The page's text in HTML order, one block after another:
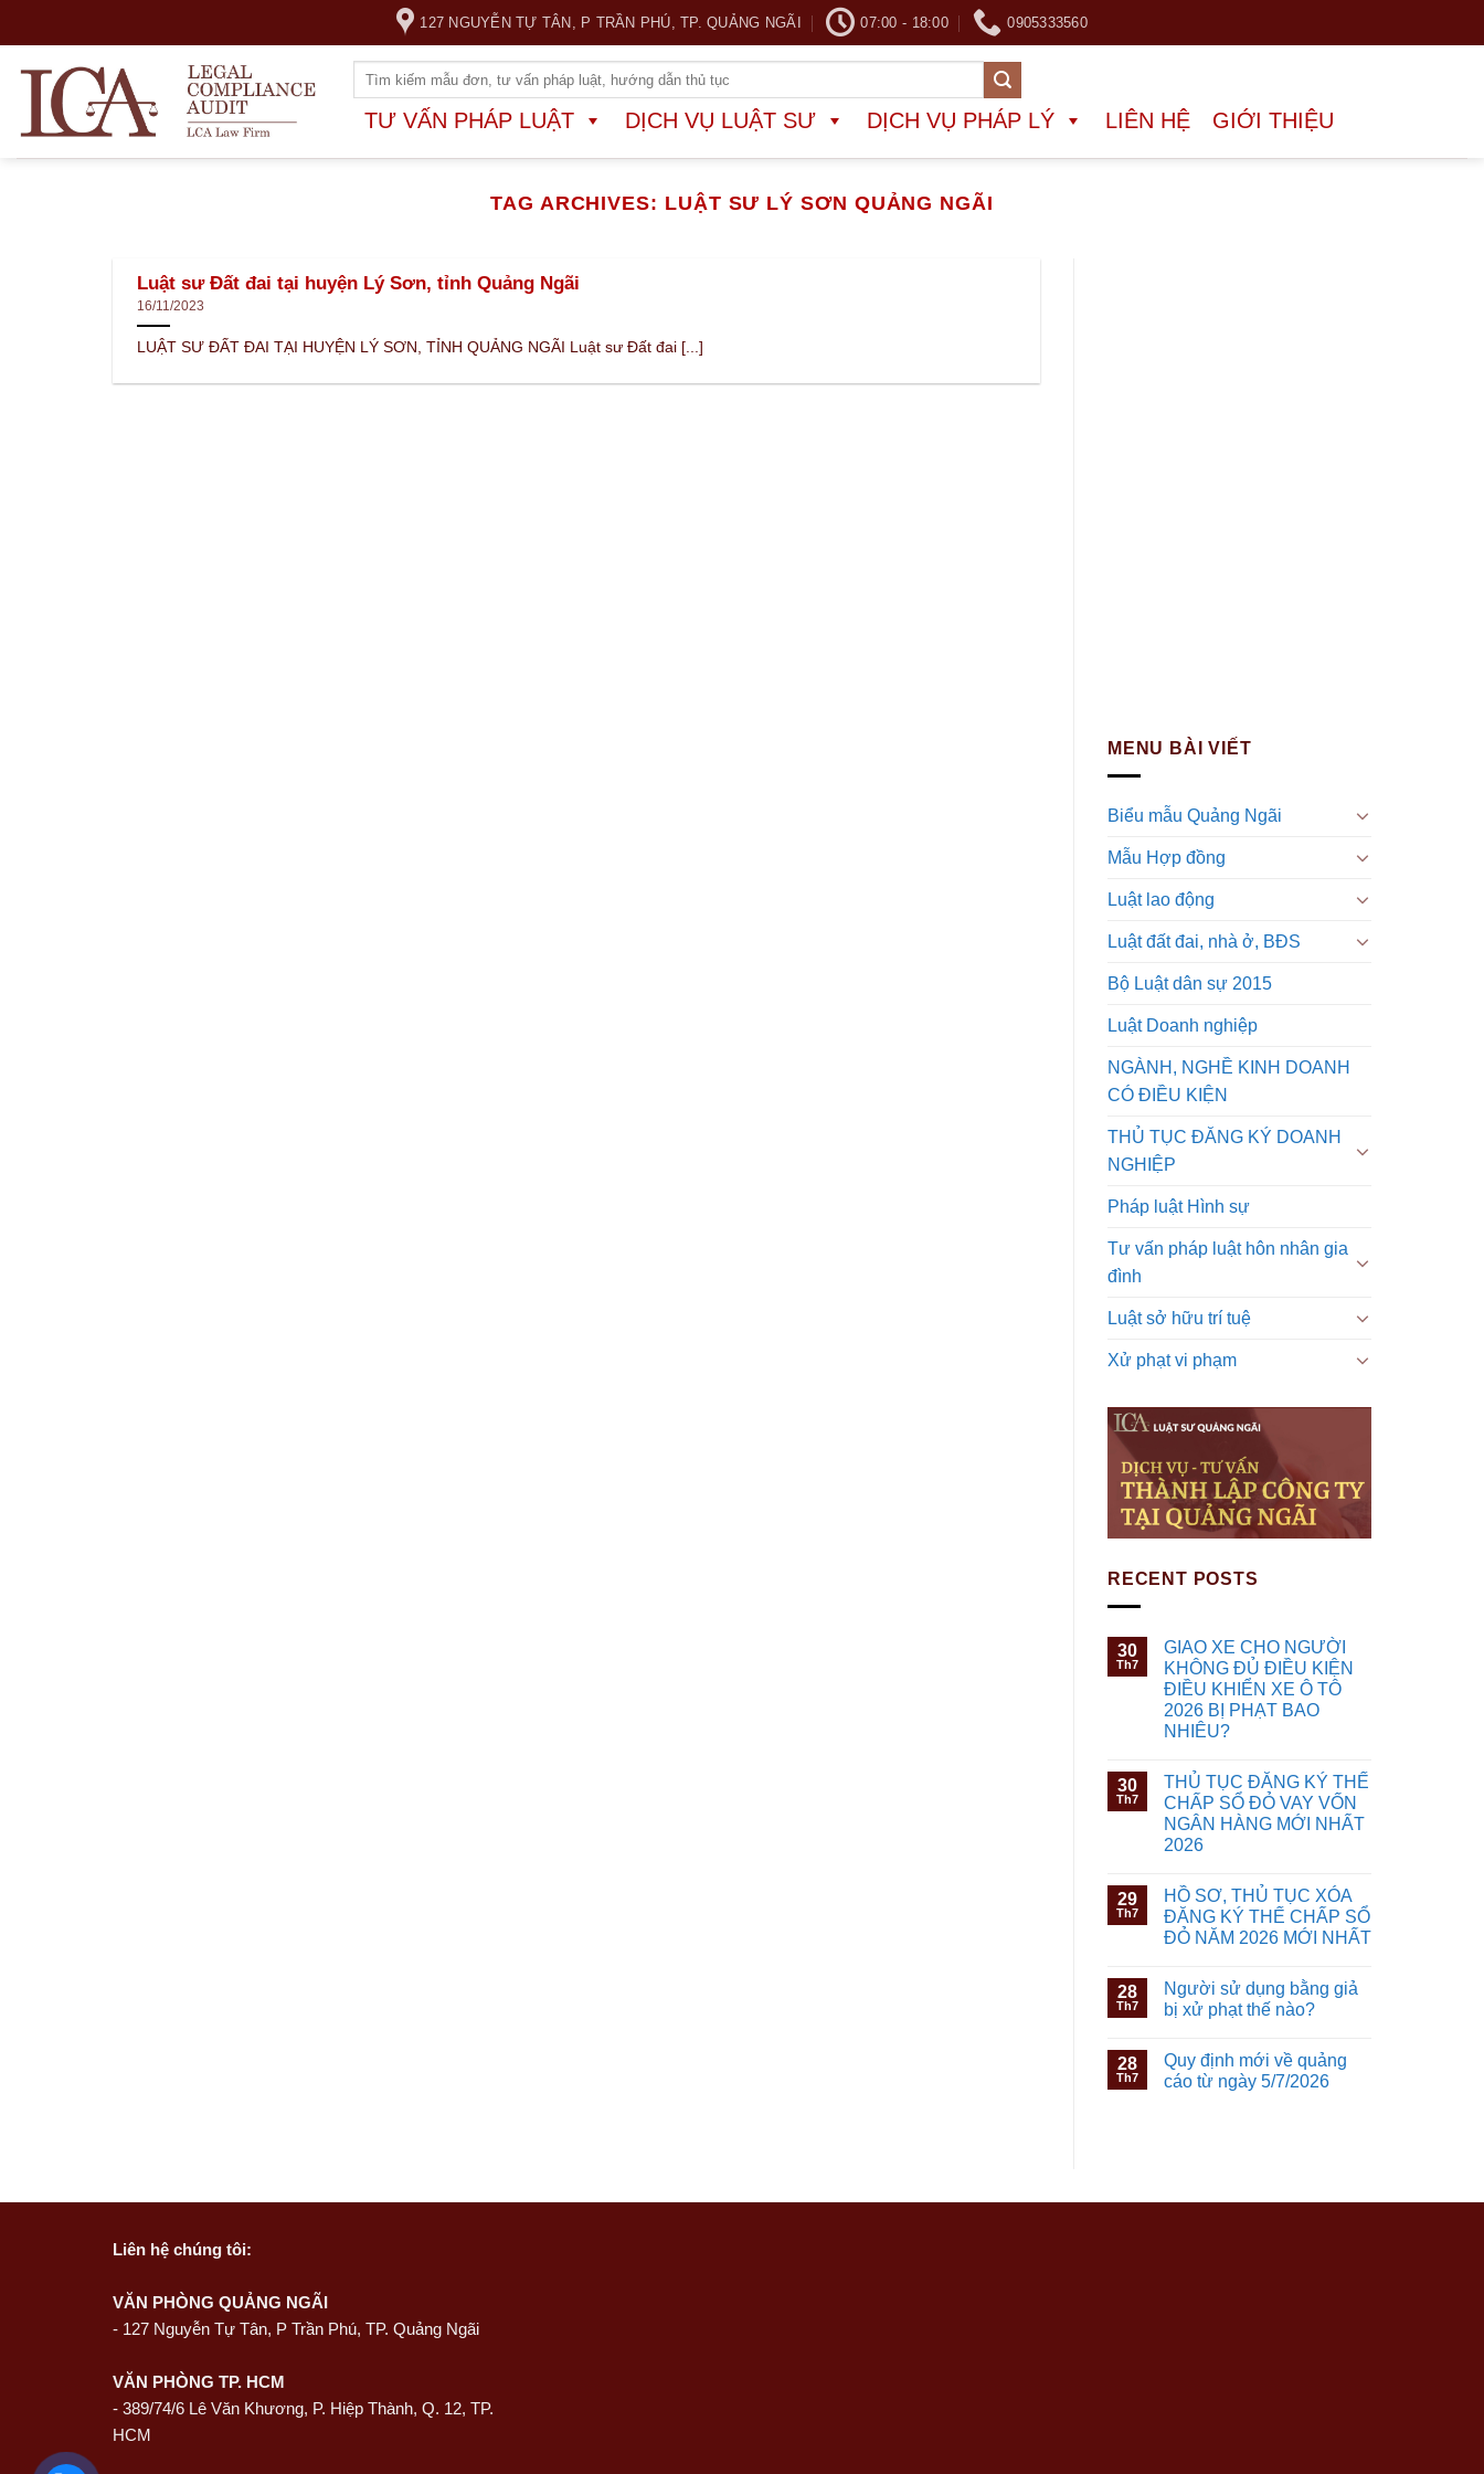
content
127 NGUYỄN TỰ TÂN, P TRẦN PHÚ, TP. QUẢNG NGÃI 07:00 - 18:00 0905333560
TƯ VẤN PHÁP LUẬT DỊCH VỤ LUẬT SƯ DỊCH VỤ PHÁP LÝ LIÊN HỆ GIỚI THIỆU
TAG ARCHIVES: LUẬT SƯ LÝ SƠN QUẢNG NGÃI
Luật sư Đất đai tại huyện Lý Sơn, tỉnh Quảng Ngãi
16/11/2023
LUẬT SƯ ĐẤT ĐAI TẠI HUYỆN LÝ SƠN, TỈNH QUẢNG NGÃI Luật sư Đất đai [...]
MENU BÀI VIẾT
Biểu mẫu Quảng Ngãi
Mẫu Hợp đồng
Luật lao động
Luật đất đai, nhà ở, BĐS
Bộ Luật dân sự 2015
Luật Doanh nghiệp
NGÀNH, NGHỀ KINH DOANH
CÓ ĐIỀU KIỆN
THỦ TỤC ĐĂNG KÝ DOANH
NGHIỆP
Pháp luật Hình sự
Tư vấn pháp luật hôn nhân gia
đình
Luật sở hữu trí tuệ
Xử phạt vi phạm
RECENT POSTS
30
Th7
GIAO XE CHO NGƯỜI
KHÔNG ĐỦ ĐIỀU KIỆN
ĐIỀU KHIỂN XE Ô TÔ
2026 BỊ PHẠT BAO
NHIÊU?
30
Th7
THỦ TỤC ĐĂNG KÝ THẾ
CHẤP SỔ ĐỎ VAY VỐN
NGÂN HÀNG MỚI NHẤT
2026
29
Th7
HỒ SƠ, THỦ TỤC XÓA
ĐĂNG KÝ THẾ CHẤP SỔ
ĐỎ NĂM 2026 MỚI NHẤT
28
Th7
Người sử dụng bằng giả
bị xử phạt thế nào?
28
Th7
Quy định mới về quảng
cáo từ ngày 5/7/2026
Liên hệ chúng tôi:
VĂN PHÒNG QUẢNG NGÃI
- 127 Nguyễn Tự Tân, P Trần Phú, TP. Quảng Ngãi
VĂN PHÒNG TP. HCM
- 389/74/6 Lê Văn Khương, P. Hiệp Thành, Q. 12, TP.
HCM